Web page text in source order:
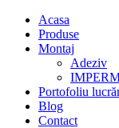
Acasa
Produse
Montaj
Adeziv
Portofoliu
Blog
Contact